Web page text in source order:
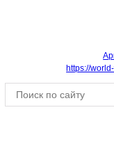
https://